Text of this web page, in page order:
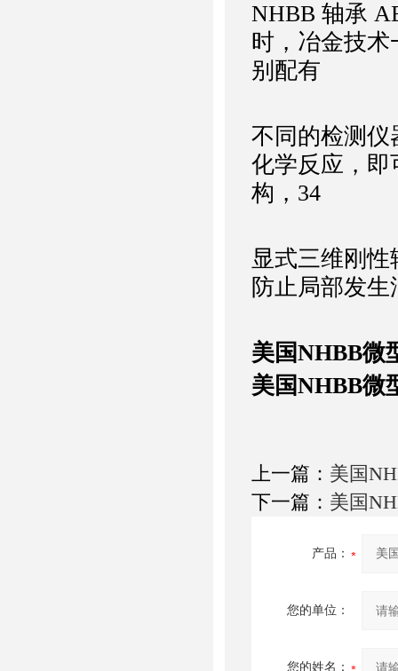
NHBB 轴承
时，冶金技
别配有
不同的检测仪
化学反应，即
构，34
显式三维刚
防止局部发
美国NHBB微
美国NHBB微
上一篇： 美国
下一篇： 美国
产品：
您的单位：
您的姓名：